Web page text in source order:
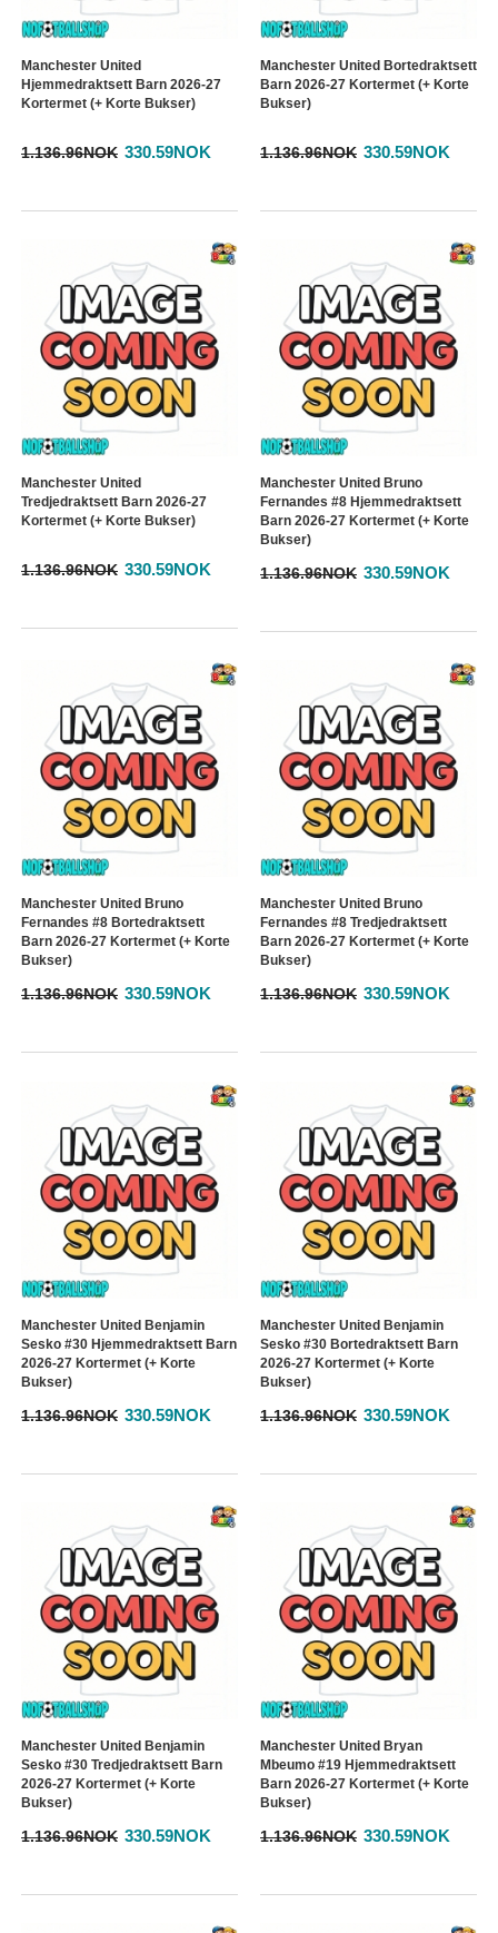
Manchester United
Hjemmedraktsett Barn 2026-27
Kortermet (+ Korte Bukser)
1.136.96NOK 330.59NOK
Manchester United Bortedraktsett
Barn 2026-27 Kortermet (+ Korte
Bukser)
1.136.96NOK 330.59NOK
Manchester United
Tredjedraktsett Barn 2026-27
Kortermet (+ Korte Bukser)
1.136.96NOK 330.59NOK
Manchester United Bruno
Fernandes #8 Hjemmedraktsett
Barn 2026-27 Kortermet (+ Korte
Bukser)
1.136.96NOK 330.59NOK
Manchester United Bruno
Fernandes #8 Bortedraktsett
Barn 2026-27 Kortermet (+ Korte
Bukser)
1.136.96NOK 330.59NOK
Manchester United Bruno
Fernandes #8 Tredjedraktsett
Barn 2026-27 Kortermet (+ Korte
Bukser)
1.136.96NOK 330.59NOK
Manchester United Benjamin
Sesko #30 Hjemmedraktsett Barn
2026-27 Kortermet (+ Korte
Bukser)
1.136.96NOK 330.59NOK
Manchester United Benjamin
Sesko #30 Bortedraktsett Barn
2026-27 Kortermet (+ Korte
Bukser)
1.136.96NOK 330.59NOK
Manchester United Benjamin
Sesko #30 Tredjedraktsett Barn
2026-27 Kortermet (+ Korte
Bukser)
1.136.96NOK 330.59NOK
Manchester United Bryan
Mbeumo #19 Hjemmedraktsett
Barn 2026-27 Kortermet (+ Korte
Bukser)
1.136.96NOK 330.59NOK